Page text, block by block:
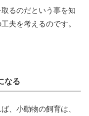
るのだという事を知
夫を考えるのです。
なる
、小動物の飼育は、